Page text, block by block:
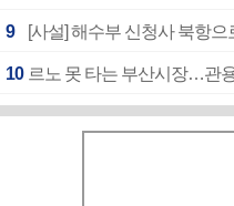
9 [사설] 해수부 신청사 북항
10 르노 못 타는 부산시장…관